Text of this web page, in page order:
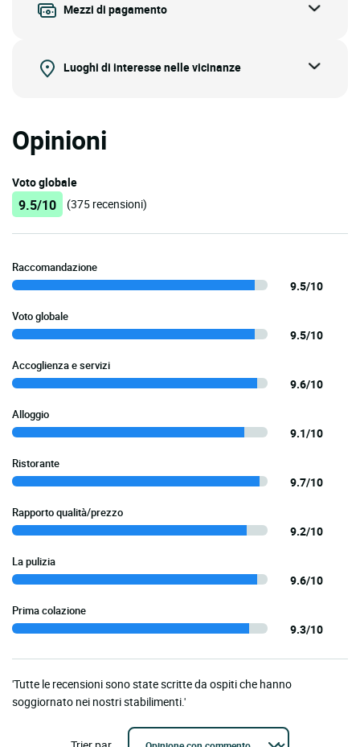
Mezzi di pagamento
Luoghi di interesse nelle vicinanze
Opinioni
Voto globale
9.5/10 (375 recensioni)
Raccomandazione
9.5/10
Voto globale
9.5/10
Accoglienza e servizi
9.6/10
Alloggio
9.1/10
Ristorante
9.7/10
Rapporto qualità/prezzo
9.2/10
La pulizia
9.6/10
Prima colazione
9.3/10
'Tutte le recensioni sono state scritte da ospiti che hanno
soggiornato nei nostri stabilimenti.'